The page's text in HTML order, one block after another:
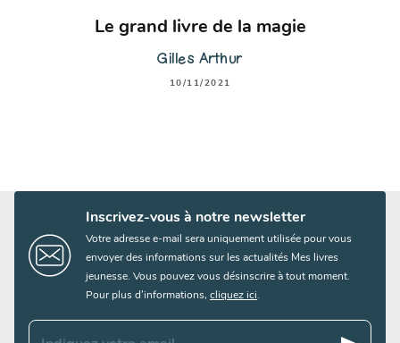
Le grand livre de la magie
Gilles Arthur
10/11/2021
Inscrivez-vous à notre newsletter
Votre adresse e-mail sera uniquement utilisée pour vous
envoyer des informations sur les actualités Mes livres
jeunesse. Vous pouvez vous désinscrire à tout moment.
Pour plus d’informations, cliquez ici.